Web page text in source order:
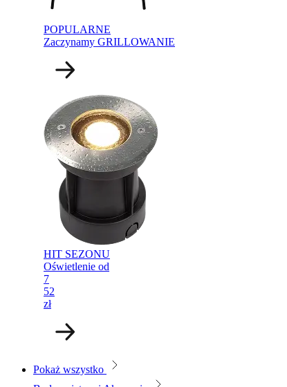
POPULARNE
Zaczynamy GRILLOWANIE
HIT SEZONU
Oświetlenie od
7
52
zł
Pokaż wszystko